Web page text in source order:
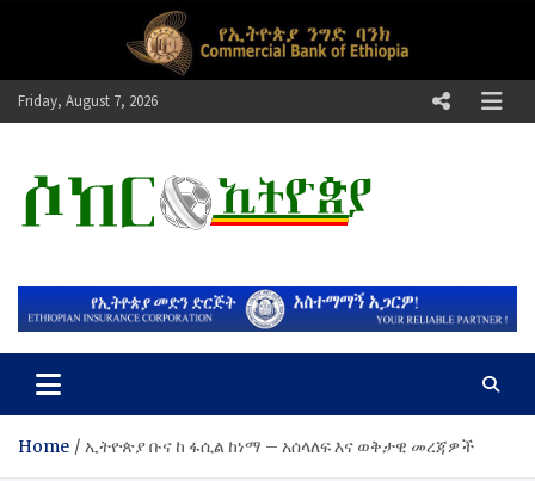
Friday, August 7, 2026
ሶከር ኢትዮጵያ
Home ኢትዮጵያ ቡና ከ ፋሲል ከነማ – አሰላለፍ እና ወቅታዊ መረጃዎች